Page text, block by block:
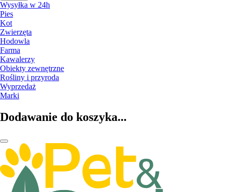
Wysyłka w 24h
Pies
Kot
Zwierzęta
Hodowla
Farma
Kawalerzy
Obiekty zewnętrzne
Rośliny i przyroda
Wyprzedaż
Marki
Dodawanie do koszyka...